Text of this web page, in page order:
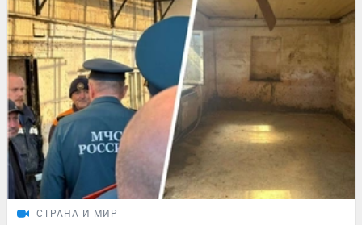
СТРАНА И МИР